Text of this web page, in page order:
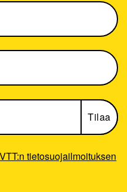
VTT:n tietosuojailmoituksen